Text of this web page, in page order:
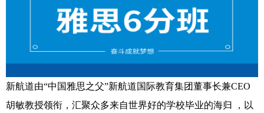
新航道由“中国雅思之父”新航道国际教育集团董事长兼CEO
胡敏教授领衔，汇聚众多来自世界好的学校毕业的海归 ，以